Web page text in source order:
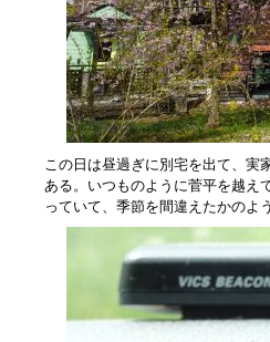
この日は昼過ぎに別宅を出て、実
ある。いつものように菅平を越え
っていて、季節を間違えたかのよ